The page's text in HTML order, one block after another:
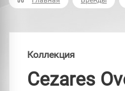
Коллекция
Cezares